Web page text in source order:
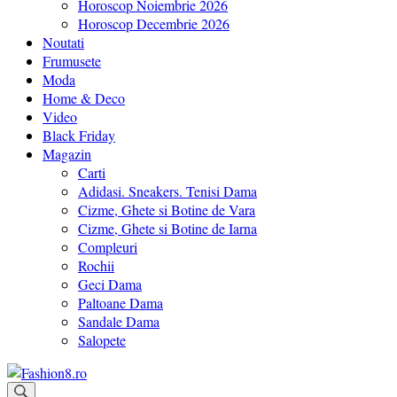
Horoscop Noiembrie 2026
Horoscop Decembrie 2026
Noutati
Frumusete
Moda
Home & Deco
Video
Black Friday
Magazin
Carti
Adidasi. Sneakers. Tenisi Dama
Cizme, Ghete si Botine de Vara
Cizme, Ghete si Botine de Iarna
Compleuri
Rochii
Geci Dama
Paltoane Dama
Sandale Dama
Salopete